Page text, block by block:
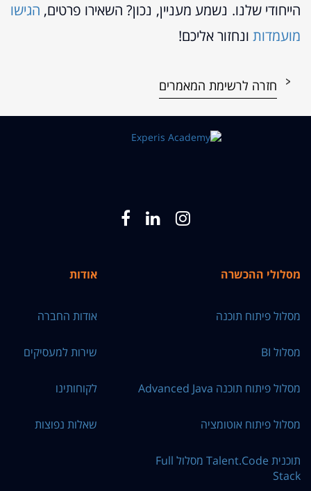
הייחודי שלנו. נשמע מעניין, נכון? השאירו פרטים, הגישו
מועמדות ונחזור אליכם!
חזרה לרשימת המאמרים
מסלולי ההכשרה
מסלול פיתוח תוכנה
מסלול BI
מסלול פיתוח תוכנה Advanced Java
מסלול פיתוח אוטומציה
תוכנית Talent.Code מסלול Full
Stack
אודות
אודות החברה
שירות למעסיקים
לקוחותינו
שאלות נפוצות